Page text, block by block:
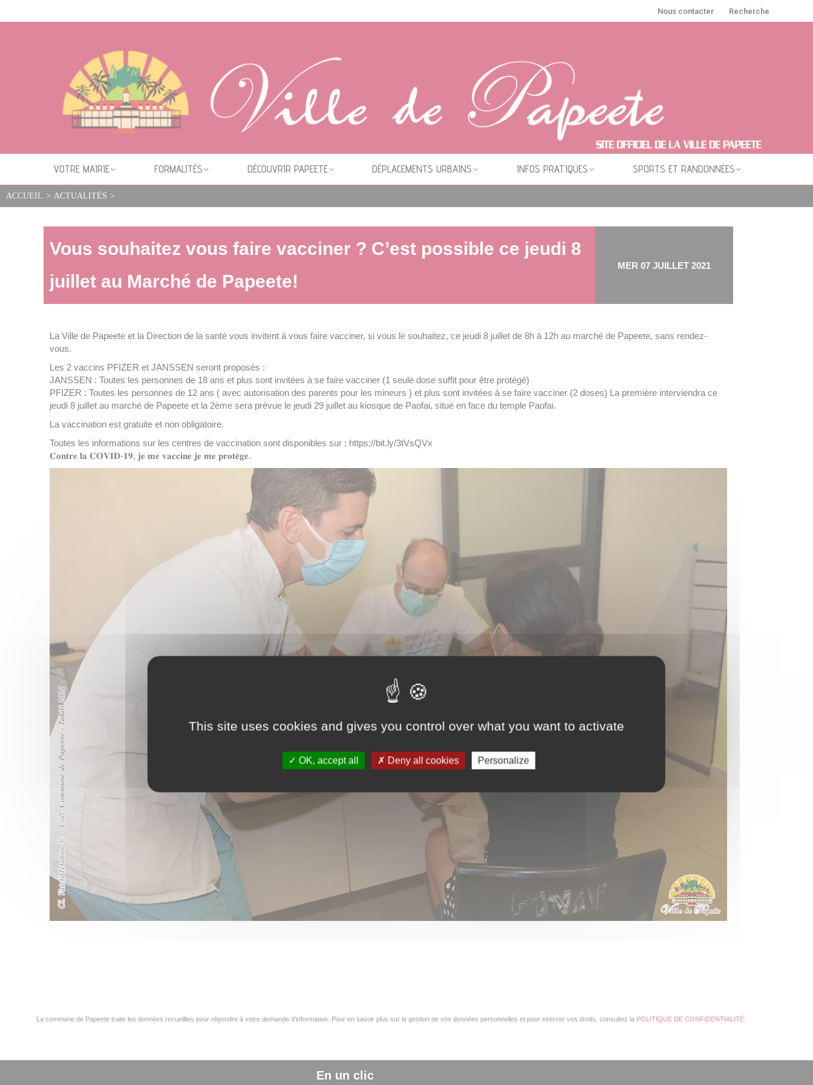
Nous contacter Recherche
VOTRE MAIRIE FORMALITÉS DÉCOUVRIR PAPEETE DÉPLACEMENTS URBAINS INFOS PRATIQUES SPORTS ET RANDONNÉES
ACCUEIL > ACTUALITÉS >
Vous souhaitez vous faire vacciner ? C’est possible ce jeudi 8
juillet au Marché de Papeete!
MER 07 JUILLET 2021
La Ville de Papeete et la Direction de la santé vous invitent à vous faire vacciner, si vous le souhaitez, ce jeudi 8 juillet de 8h à 12h au marché de Papeete, sans rendez-
vous.
Les 2 vaccins PFIZER et JANSSEN seront proposés :
JANSSEN : Toutes les personnes de 18 ans et plus sont invitées à se faire vacciner (1 seule dose suffit pour être protégé)
PFIZER : Toutes les personnes de 12 ans ( avec autorisation des parents pour les mineurs ) et plus sont invitées à se faire vacciner (2 doses) La première interviendra ce
jeudi 8 juillet au marché de Papeete et la 2ème sera prévue le jeudi 29 juillet au kiosque de Paofai, situé en face du temple Paofai.
La vaccination est gratuite et non obligatoire.
Toutes les informations sur les centres de vaccination sont disponibles sur : https://bit.ly/3tVsQVx
𝐂𝐨𝐧𝐭𝐫𝐞 𝐥𝐚 𝐂𝐎𝐕𝐈𝐃-𝟏𝟗, 𝐣𝐞 𝐦𝐞 𝐯𝐚𝐜𝐜𝐢𝐧𝐞 𝐣𝐞 𝐦𝐞 𝐩𝐫𝐨𝐭𝐞̀𝐠𝐞.
La commune de Papeete traite les données recueillies pour répondre à votre demande d’information. Pour en savoir plus sur la gestion de vos données personnelles et pour exercer vos droits, consultez la POLITIQUE DE CONFIDENTIALITÉ
En un clic
This site uses cookies and gives you control over what you want to activate
OK, accept all Deny all cookies Personalize